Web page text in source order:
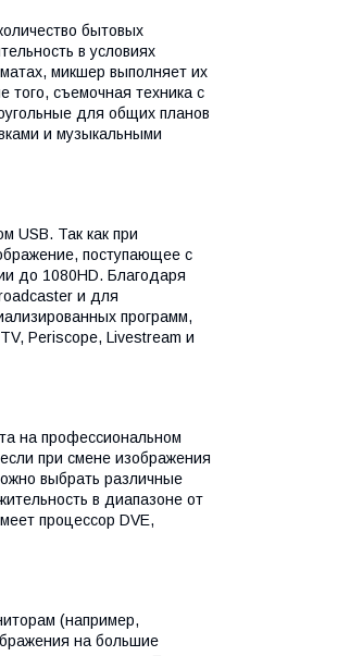
бытовых
в условиях
микшер выполняет их
того, съемочная техника с
для общих планов
и музыкальными
USB. Так как при
поступающее с
до 1080HD. Благодаря
и для
программ,
Periscope, Livestream и
на профессиональном
при смене изображения
выбрать различные
в диапазоне от
процессор DVE,
(например,
на большие